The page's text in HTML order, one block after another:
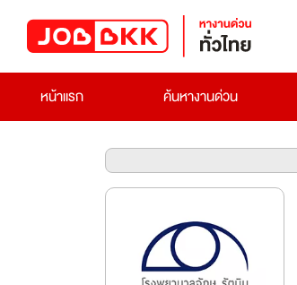
หน้าแรก
ค้นหางานด่วน